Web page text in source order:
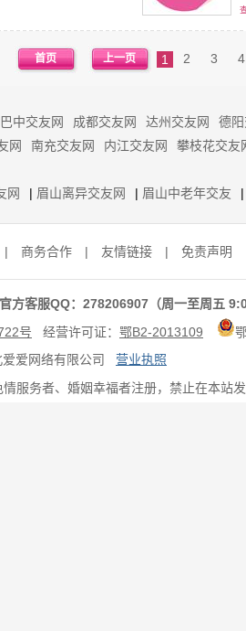
首页 上一页 1 2 3 4
巴中交友网 成都交友网 达州交友网
德
网 南充交友网 内江交友网
攀枝花交友
网 | 眉山离异交友网 | 眉山中老年交友
| 商务合作 | 友情链接 | 免责声明
客服QQ：278206907（周一至周五
号 经营许可证： 鄂B2-2013109
爱网络有限公司 营业执照
服务者、婚姻幸福者注册，禁止在本站